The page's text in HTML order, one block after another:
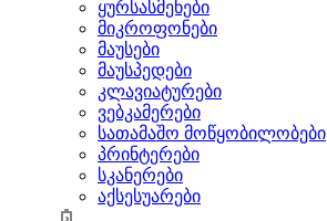
ყურსასმენები
მიკროფონები
მაუსები
მაუსპედები
კლავიატურები
ვებკამერები
სათამაშო მოწყობილობები
პრინტერები
სკანერები
აქსესუარები